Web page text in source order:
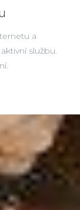
a
službu.